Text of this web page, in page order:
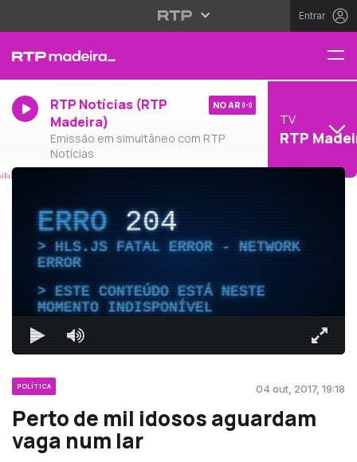
Entrar
RTP Notícias (RTP
Madeira)
Emissão em simultâneo com RTP
Notícias
NO AR
TV
RTP
ERRO204
HLS.JS FATAL ERROR - NETWORK
ERROR
ESTE CONTEÚDO ESTÁ NESTE
MOMENTO INDISPONÍVEL
POLÍTICA 04 out, 2017, 19:18
Perto de mil idosos aguardam
vaga num lar